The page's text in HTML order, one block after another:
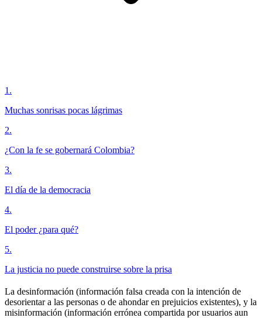
1 .
Muchas sonrisas pocas lágrimas
2.
¿Con la fe se gobernará Colombia?
3.
El día de la democracia
4.
El poder ¿para qué?
5.
La justicia no puede construirse sobre la prisa
La desinformación (información falsa creada con la intención de
desorientar a las personas o de ahondar en prejuicios existentes), y la
misinformación (información errónea compartida por usuarios aun